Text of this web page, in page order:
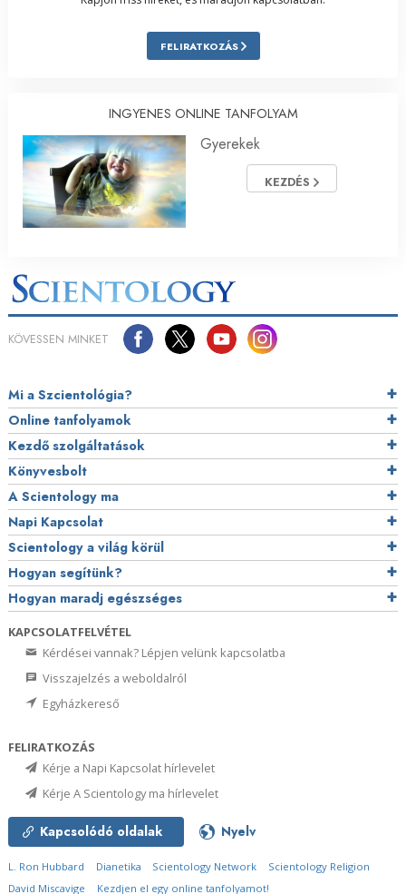
FELIRATKOZÁS
INGYENES ONLINE TANFOLYAM
Gyerekek
KEZDÉS
KÖVESSEN MINKET
Mi a Szcientológia?
Online tanfolyamok
Kezdő szolgáltatások
Könyvesbolt
A Scientology ma
Napi Kapcsolat
Scientology a világ körül
Hogyan segítünk?
Hogyan maradj egészséges
KAPCSOLATFELVÉTEL
Kérdései vannak? Lépjen velünk kapcsolatba
Visszajelzés a weboldalról
Egyházkereső
FELIRATKOZÁS
Kérje a Napi Kapcsolat hírlevelet
Kérje A Scientology ma hírlevelet
Kapcsolódó oldalak Nyelv
L. Ron Hubbard Dianetika Scientology Network
Scientology Religion
David Miscavige
Kezdjen el egy online tanfolyamot!